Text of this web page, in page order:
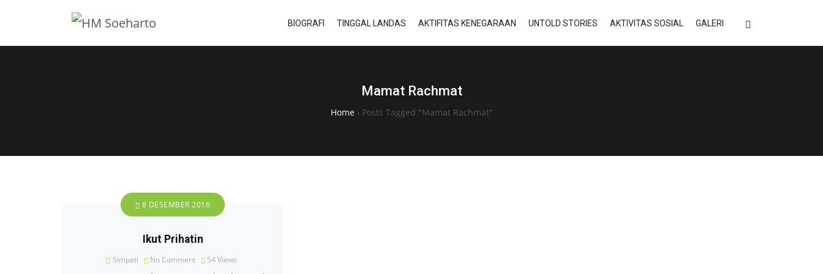
BIOGRAFI TINGGAL LANDAS AKTIFITAS KENEGARAAN UNTOLD STORIES AKTIVITAS SOSIAL GALERI
Mamat Rachmat
Home› Posts Tagged "Mamat Rachmat"
8 DESEMBER 2016
Ikut Prihatin
Simpati No Comment 54Views